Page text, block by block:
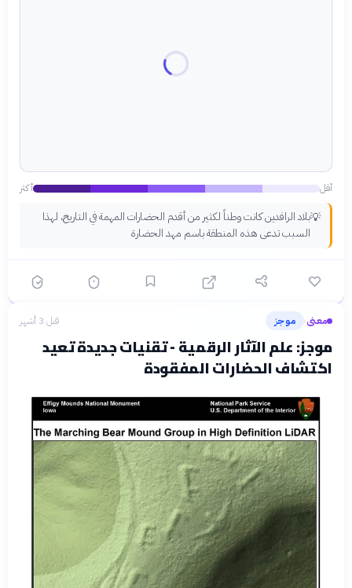
أقل أكثر
💡بلاد الرافدين كانت وطناً لكثير من أقدم الحضارات المهمة في التاريخ، لهذا
السبب تدعى هذه المنطقة باسم مهد الحضارة
معنى› موجز قبل 3 أشهر
موجز: علم الآثار الرقمية - تقنيات جديدة تعيد
اكتشاف الحضارات المفقودة